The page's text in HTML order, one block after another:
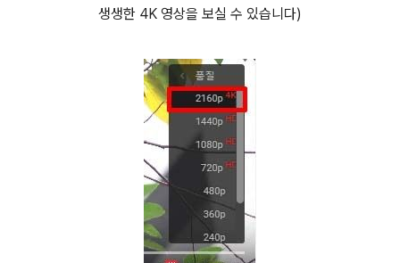
생생한 4K 영상을 보실 수 있습니다)